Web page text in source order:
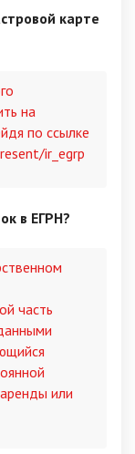
карте
на
по ссылке
ir_egrp
в ЕГРН?
часть
или